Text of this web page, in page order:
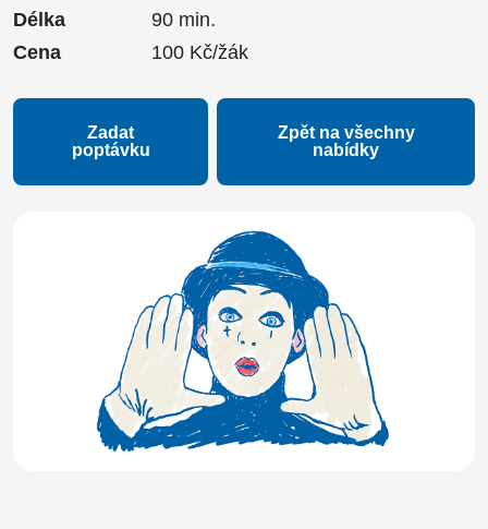
Délka
90 min.
Cena
100 Kč/žák
Zadat
poptávku
Zpět na všechny
nabídky